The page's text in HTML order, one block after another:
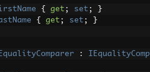
{ get ; set ;
}
{ get ; set ;
}
: